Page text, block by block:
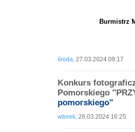
Burmistrz
środa, 27.03.2024 09:17
Konkurs
Pomorskiego
pomorskiego"
wtorek, 26.03.2024 16:25